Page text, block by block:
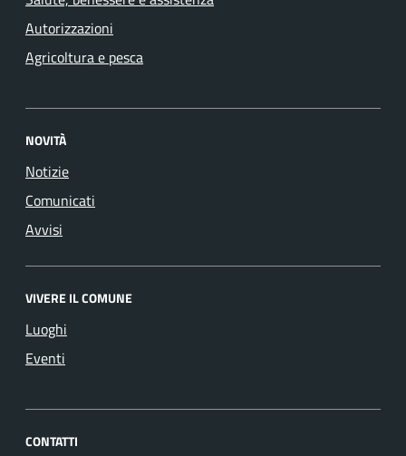
Autorizzazioni
Agricoltura e pesca
NOVITÀ
Notizie
Comunicati
Avvisi
VIVERE IL COMUNE
Luoghi
Eventi
CONTATTI